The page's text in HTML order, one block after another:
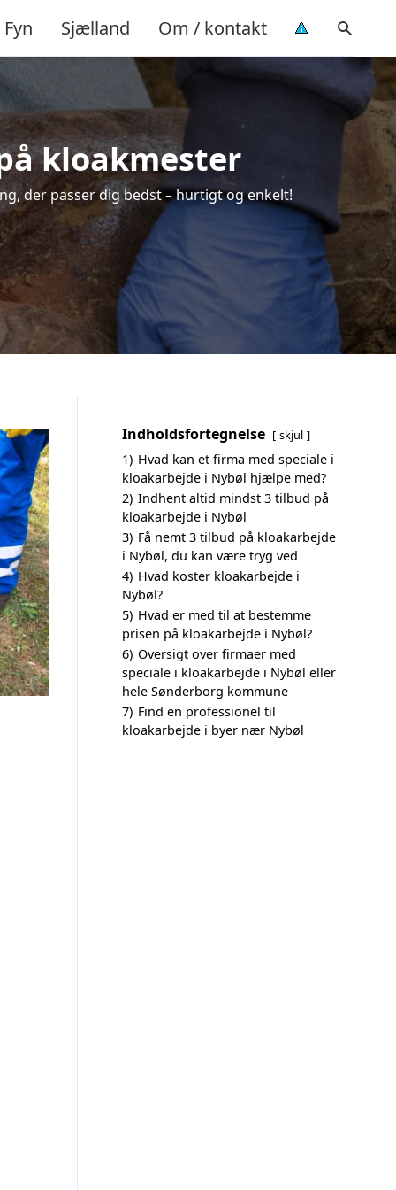
Fyn Sjælland Om / kontakt
kloakmester
der passer dig bedst – hurtigt og enkelt!
Indholdsfortegnelse skjul
1) Hvad kan et firma med speciale i
kloakarbejde i Nybøl hjælpe med?
2) Indhent altid mindst 3 tilbud på
kloakarbejde i Nybøl
3) Få nemt 3 tilbud på kloakarbejde
i Nybøl, du kan være tryg ved
4) Hvad koster kloakarbejde i
Nybøl?
5) Hvad er med til at bestemme
prisen på kloakarbejde i Nybøl?
6) Oversigt over firmaer med
speciale i kloakarbejde i Nybøl eller
hele Sønderborg kommune
7) Find en professionel til
kloakarbejde i byer nær Nybøl